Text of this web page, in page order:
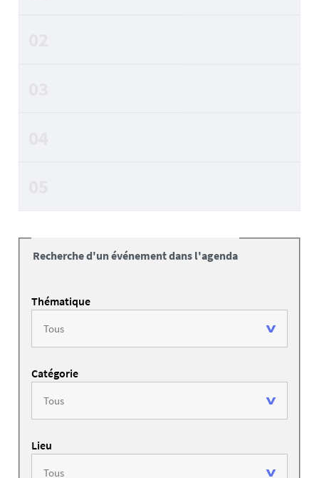
Recherche d'un événement dans l'agenda
Thématique
Catégorie
Lieu